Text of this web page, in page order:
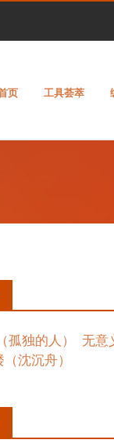
页 工具荟萃
独的人）
无意
沈沉舟）